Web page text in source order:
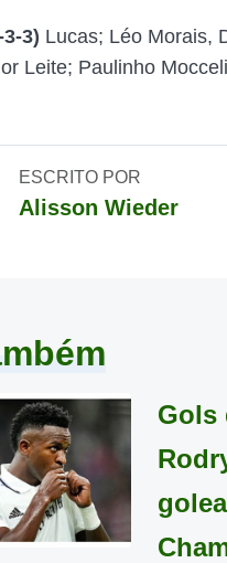
3) Lucas; Léo Morais,
Leite; Paulinho
ESCRITO POR
Alisson Wieder
Gols